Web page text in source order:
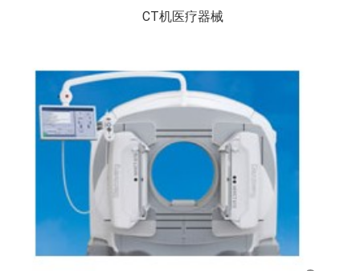
CT机医疗器械